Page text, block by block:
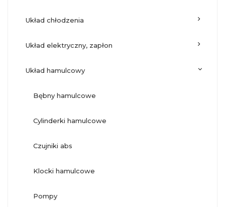
układ chłodzenia
układ elektryczny, zapłon
układ hamulcowy
bębny hamulcowe
cylinderki hamulcowe
czujniki abs
klocki hamulcowe
pompy